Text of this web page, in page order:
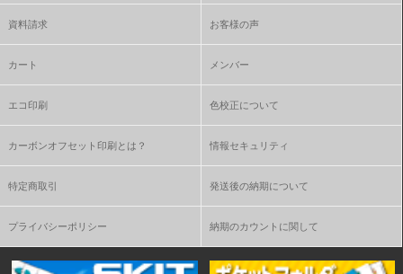
資料請求 お客様の声
カート メンバー
エコ印刷 色校正について
カーボンオフセット印刷とは？ 情報セキュリティ
特定商取引 発送後の納期について
プライバシーポリシー 納期のカウントに関して